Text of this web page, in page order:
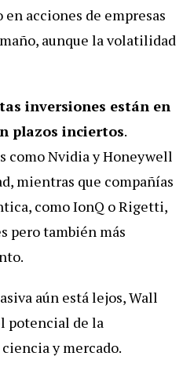
acciones de empresas
aunque la volatilidad
inversiones están en
plazos inciertos.
como Nvidia y Honeywell
mientras que compañías
como IonQ o Rigetti,
pero también más
aún está lejos, Wall
potencial de la
y mercado.